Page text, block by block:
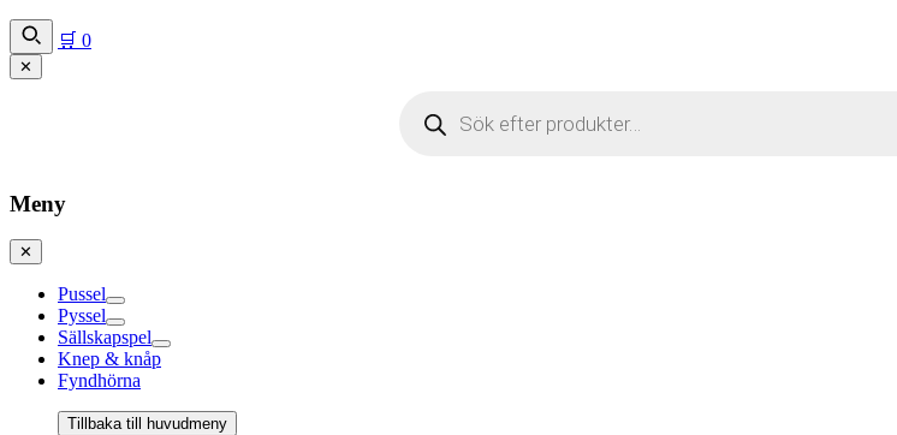
🛒 0
✕
Meny
✕
Pussel
Pyssel
Sällskapspel
Knep & knåp
Fyndhörna
Tillbaka till huvudmeny